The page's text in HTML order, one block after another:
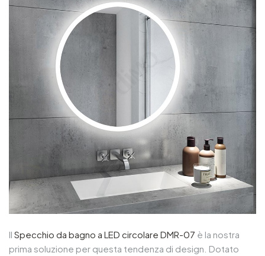
Il Specchio da bagno a LED circolare DMR-07 è la nostra
prima soluzione per questa tendenza di design. Dotato